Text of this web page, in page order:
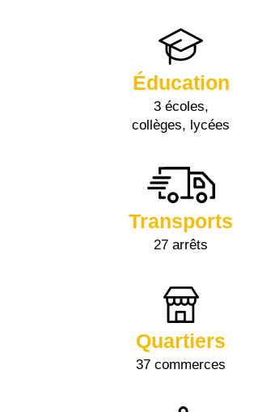
Éducation
3 écoles,
collèges, lycées
Transports
27 arrêts
Quartiers
37 commerces